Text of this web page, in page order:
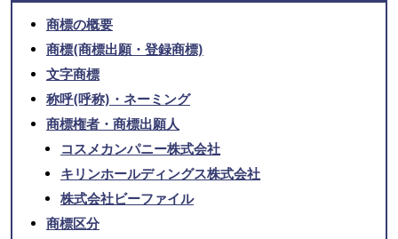
商標の概要
商標(商標出願・登録商標)
文字商標
称呼(呼称)・ネーミング
商標権者・商標出願人
コスメカンパニー株式会社
キリンホールディングス株式会社
株式会社ビーファイル
商標区分